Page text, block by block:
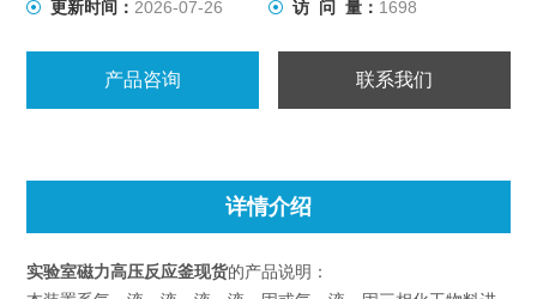
更新时间： 2026-07-26 访 问 量： 1698
产品咨询 联系我们
详情介绍
实验室磁力高压反应釜现货的产品说明：